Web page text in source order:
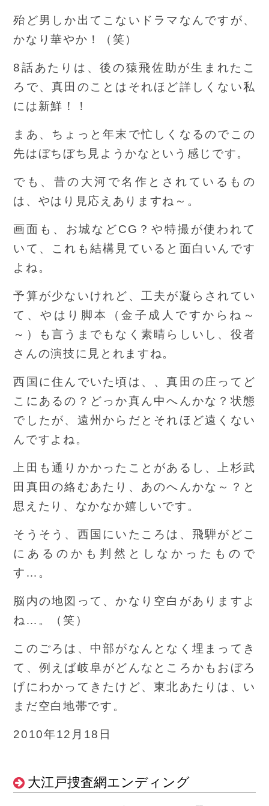
殆ど男しか出てこないドラマなんですが、
かなり華やか！（笑）
8話あたりは、後の猿飛佐助が生まれたこ
ろで、真田のことはそれほど詳しくない私
には新鮮！！
まあ、ちょっと年末で忙しくなるのでこの
先はぼちぼち見ようかなという感じです。
でも、昔の大河で名作とされているもの
は、やはり見応えありますね～。
画面も、お城などCG？や特撮が使われて
いて、これも結構見ていると面白いんです
よね。
予算が少ないけれど、工夫が凝らされてい
て、やはり脚本（金子成人ですからね～
～）も言うまでもなく素晴らしいし、役者
さんの演技に見とれますね。
西国に住んでいた頃は、、真田の庄ってど
こにあるの？どっか真ん中へんかな？状態
でしたが、遠州からだとそれほど遠くない
んですよね。
上田も通りかかったことがあるし、上杉武
田真田の絡むあたり、あのへんかな～？と
思えたり、なかなか嬉しいです。
そうそう、西国にいたころは、飛騨がどこ
にあるのかも判然としなかったもので
す…。
脳内の地図って、かなり空白がありますよ
ね…。（笑）
このごろは、中部がなんとなく埋まってき
て、例えば岐阜がどんなところかもおぼろ
げにわかってきたけど、東北あたりは、い
まだ空白地帯です。
2010年12月18日
大江戸捜査網エンディング